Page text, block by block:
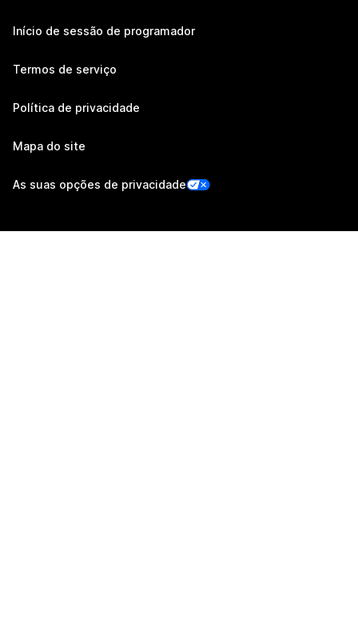
Início de sessão de programador
Termos de serviço
Política de privacidade
Mapa do site
As suas opções de privacidade